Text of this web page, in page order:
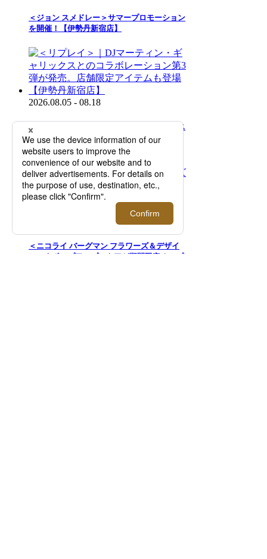
＜ジョン スメドレー＞サマープロモーション
を開催！【伊勢丹新宿店】
2026.08.05 - 08.18
＜リプレイ＞｜DJマーティン・ギャリックス
とのコラボレーション第3弾が発売。店舗限
定アイテムも登場【伊勢丹新宿店】
＜ニコライ バーグマン フラワーズ＆デザイ
ン＞｜ポップアップストアが期間限定オープ